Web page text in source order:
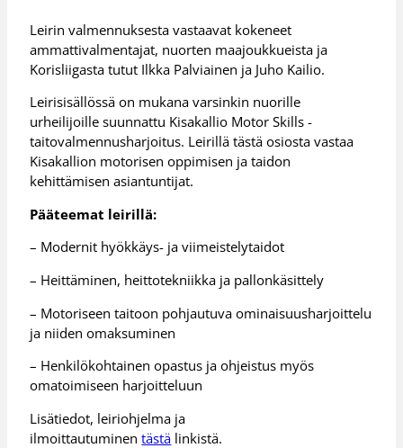
Leirin valmennuksesta vastaavat kokeneet
ammattivalmentajat, nuorten maajoukkueista ja
Korisliigasta tutut Ilkka Palviainen ja Juho Kailio.
Leirisisällössä on mukana varsinkin nuorille
urheilijoille suunnattu Kisakallio Motor Skills -
taitovalmennusharjoitus. Leirillä tästä osiosta vastaa
Kisakallion motorisen oppimisen ja taidon
kehittämisen asiantuntijat.
Pääteemat leirillä:
– Modernit hyökkäys- ja viimeistelytaidot
– Heittäminen, heittotekniikka ja pallonkäsittely
– Motoriseen taitoon pohjautuva ominaisuusharjoittelu
ja niiden omaksuminen
– Henkilökohtainen opastus ja ohjeistus myös
omatoimiseen harjoitteluun
Lisätiedot, leiriohjelma ja
ilmoittautuminentästä linkistä.